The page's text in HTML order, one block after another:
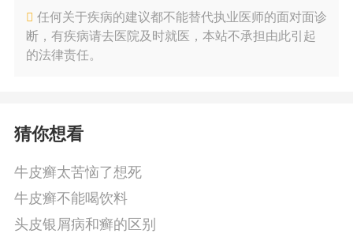
任何关于疾病的建议都不能替代执业医师的面对面诊
断，有疾病请去医院及时就医，本站不承担由此引起
的法律责任。
猜你想看
牛皮癣太苦恼了想死
牛皮癣不能喝饮料
头皮银屑病和癣的区别